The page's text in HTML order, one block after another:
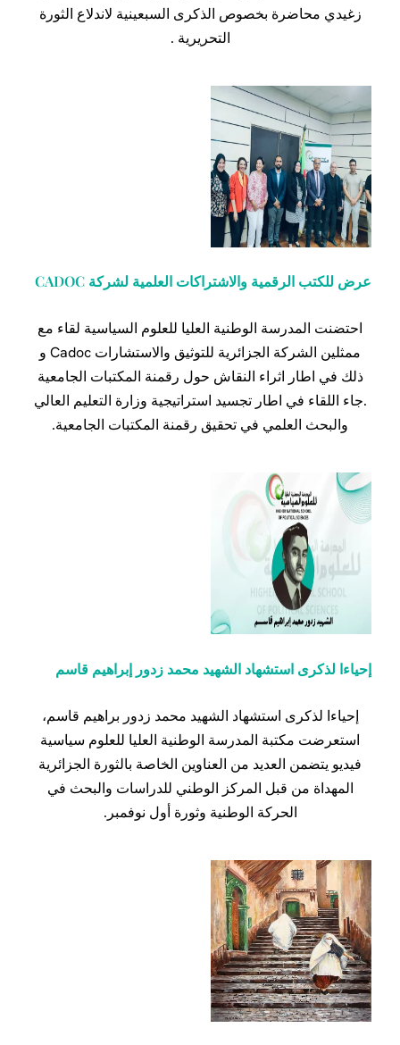
زغيدي محاضرة بخصوص الذكرى السبعينية لاندلاع الثورة
التحريرية .
عرض للكتب الرقمية والاشتراكات العلمية لشركة CADOC
احتضنت المدرسة الوطنية العليا للعلوم السياسية لقاء مع
ممثلين الشركة الجزائرية للتوثيق والاستشارات Cadoc و
ذلك في اطار اثراء النقاش حول رقمنة المكتبات الجامعية
.جاء اللقاء في اطار تجسيد استراتيجية وزارة التعليم العالي
والبحث العلمي في تحقيق رقمنة المكتبات الجامعية.
إحياءا لذكرى استشهاد الشهيد محمد زدور إبراهيم قاسم
إحياءا لذكرى استشهاد الشهيد محمد زدور براهيم قاسم،
استعرضت مكتبة المدرسة الوطنية العليا للعلوم سياسية
فيديو يتضمن العديد من العناوين الخاصة بالثورة الجزائرية
المهداة من قبل المركز الوطني للدراسات والبحث في
الحركة الوطنية وثورة أول نوفمبر.